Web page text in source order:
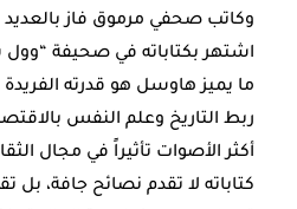
اشتهر بكتاباته في صحيفة
ربط التاريخ وعلم النفس
أكثر الأصوات تأثيراً في مجال
كتاباته لا تقدم نصائح جافة، بل